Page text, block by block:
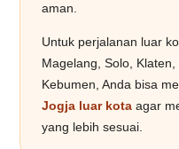
aman.
Untuk perjalanan luar
Magelang, Solo,
Kebumen, Anda bisa
Jogja luar kota agar
yang lebih sesuai.